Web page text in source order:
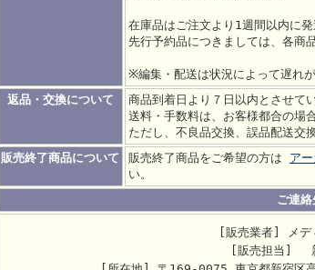
在庫品はご注文より1週間以内に発
先行予約品につきましては、各商
※編集・配送は状況によって遅れ
返品・交換について
商品到着日より７日以内とさせて
送料・手数料は、お客様都合の場
ただし、不良品交換、誤品配送交
販売終了商品について
販売終了商品をご希望の方は ア
い。
ご連絡
[販売業者] メデ
[販売担当]